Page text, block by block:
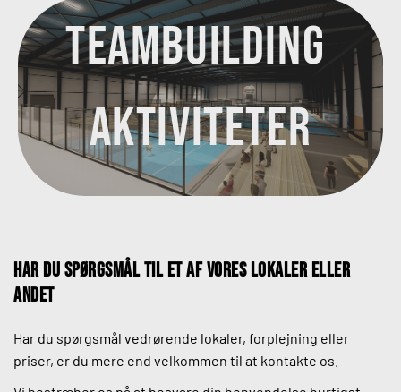
Teambuilding
aktiviteter
Har du spørgsmål til et af vores lokaler eller
andet
Har du spørgsmål vedrørende lokaler, forplejning eller
priser, er du mere end velkommen til at kontakte os.